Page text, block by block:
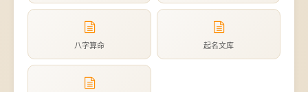
八字算命 起名文库